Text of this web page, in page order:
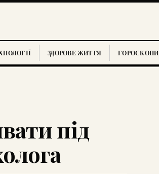
ЗДОРОВЕ ЖИТТЯ ГОРОСКОПИ
під